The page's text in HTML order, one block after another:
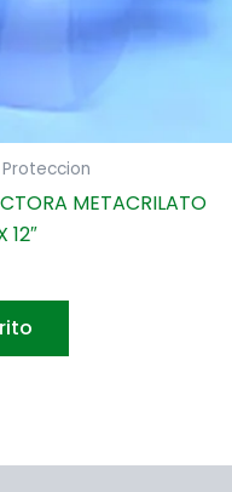
METACRILATO
12″